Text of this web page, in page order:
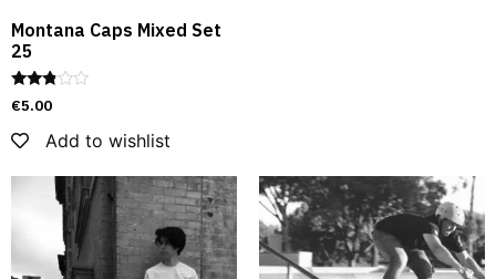
Montana Caps Mixed Set
25
Rated
2.69
5
€5.00
Add to wishlist